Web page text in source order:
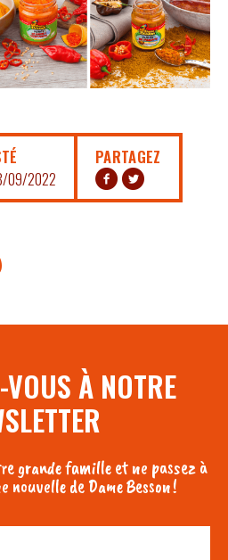
09/2022
PARTAGEZ
À NOTRE
grande famille et ne passez à
nouvelle de Dame Besson !